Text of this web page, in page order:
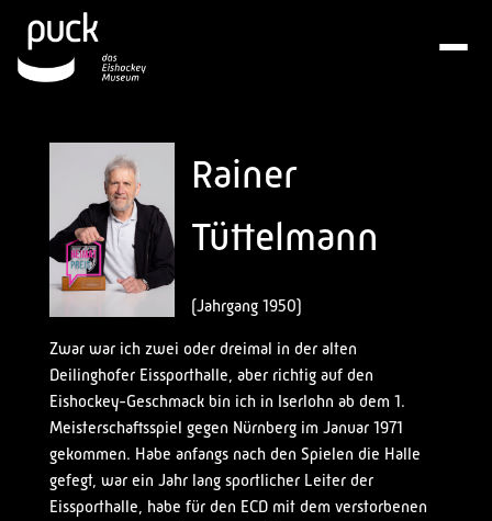
Rainer
Tüttelmann
(Jahrgang 1950)
Zwar war ich zwei oder dreimal in der alten
Deilinghofer Eissporthalle, aber richtig auf den
Eishockey-Geschmack bin ich in Iserlohn ab dem 1.
Meisterschaftsspiel gegen Nürnberg im Januar 1971
gekommen. Habe anfangs nach den Spielen die Halle
gefegt, war ein Jahr lang sportlicher Leiter der
Eissporthalle, habe für den ECD mit dem verstorbenen